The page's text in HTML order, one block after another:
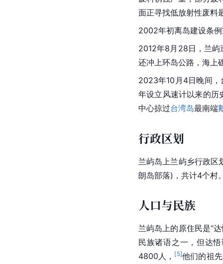
面正寻找低放射性废料
2002年初离岛建设条
2012年8月28日，兰屿
还冲上环岛公路，海上
2023年10月4日晚间，
年设立风速计以来的历
中心掠过台湾岛最南端
行政区划
兰屿岛上兰屿乡行政
朗岛部落)，共计4个村
人口与民族
兰屿岛上的原住民是“
民族诸语之一，但达
4800人， [5]他们的祖